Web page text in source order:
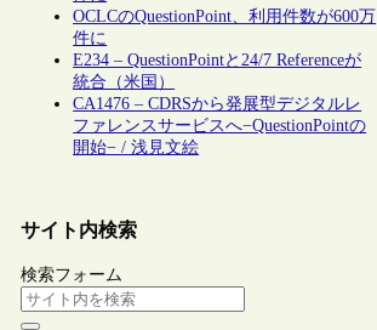
OCLCのQuestionPoint、利用件数が600万
件に
E234 – QuestionPointと24/7 Referenceが
統合（米国）
CA1476 – CDRSから発展型デジタルレ
ファレンスサービスへ−QuestionPointの
開始− / 浅見文絵
サイト内検索
検索フォーム